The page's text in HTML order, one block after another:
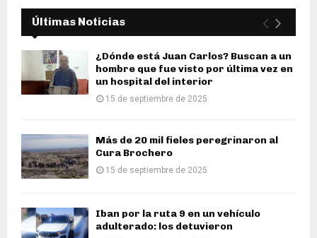
Últimas Noticias
¿Dónde está Juan Carlos? Buscan a un
hombre que fue visto por última vez en
un hospital del interior
15 de septiembre de 2025
Más de 20 mil fieles peregrinaron al
Cura Brochero
15 de septiembre de 2025
Iban por la ruta 9 en un vehículo
adulterado: los detuvieron